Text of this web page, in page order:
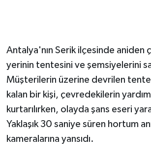
Antalya'nın Serik ilçesinde aniden
yerinin tentesini ve şemsiyelerini
Müşterilerin üzerine devrilen
kalan bir kişi, çevredekilerin
kurtarılırken, olayda şans eseri
Yaklaşık 30 saniye süren hortum
kameralarına yansıdı.